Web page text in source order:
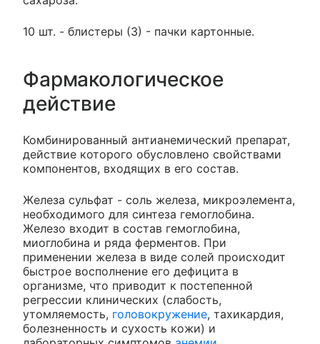
10 шт. - блистеры (3) - пачки картонные.
Фармакологическое
действие
Комбинированный антианемический препарат,
действие которого обусловлено свойствами
компонентов, входящих в его состав.
Железа сульфат - соль железа, микроэлемента,
необходимого для синтеза гемоглобина.
Железо входит в состав гемоглобина,
миоглобина и ряда ферментов. При
применении железа в виде солей происходит
быстрое восполнение его дефицита в
организме, что приводит к постепенной
регрессии клинических (слабость,
утомляемость, головокружение, тахикардия,
болезненность и сухость кожи) и